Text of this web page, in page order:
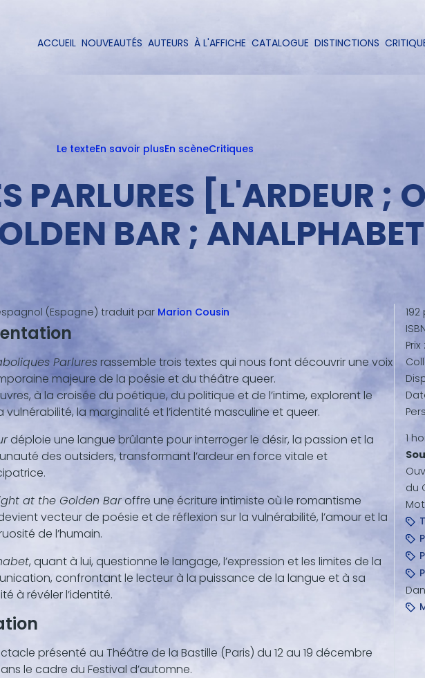
contenu
Navigation
ACCUEIL NOUVEAUTÉS AUTEURS À L'AFFICHE CATALOGUE DISTINCTIONS
Le texteEn savoir plusEn scèneCritiques
PARLURES [L'ARDEUR ;
BAR ;
(Espagne) traduit par Marion Cousin
Parluresrassemble trois textes qui nous font découvrir une voix
majeure de la poésie et du théâtre queer.
à la croisée du poétique, du politique et de l’intime, explorent le
vulnérabilité, la marginalité et l’identité masculine et queer.
déploie une langue brûlante pour interroger le désir, la passion et la
des outsiders, transformant l’ardeur en force vitale et
at the Golden Baroffre une écriture intimiste où le romantisme
vecteur de poésie et de réflexion sur la vulnérabilité, l’amour et la
de l’humain.
, quant à lui, questionne le langage, l’expression et les limites de la
confrontant le lecteur à la puissance de la langue et à sa
à révéler l’identité.
présenté au Théâtre de la Bastille (Paris) du 12 au 19 décembre
le cadre du Festival d’automne.
192
Prix :
1
du